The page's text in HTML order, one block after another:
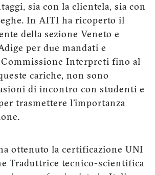
sia con la clientela, sia con
In AITI ha ricoperto il
della sezione Veneto e
per due mandati e
Interpreti fino al
cariche, non sono
di incontro con studenti e
trasmettere l’importanza
ottenuto la certificazione UNI
Traduttrice tecnico-scientifica